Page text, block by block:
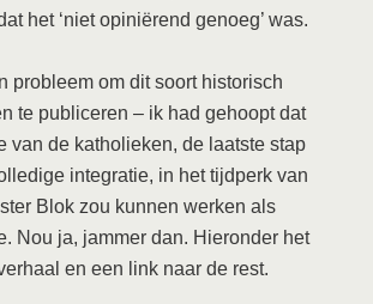
het ‘niet opiniërend genoeg’ was.
probleem om dit soort historisch
te publiceren – ik had gehoopt dat
van de katholieken, de laatste stap
integratie, in het tijdperk van
Blok zou kunnen werken als
Nou ja, jammer dan. Hieronder het
en een link naar de rest.